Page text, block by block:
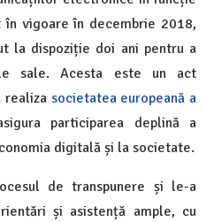
vigoare în decembrie 2018,
la dispoziție doi ani pentru a
sale. Acesta este un act
realiza societatea europeană a
participarea deplină a
digitală și la societate.
de transpunere și le-a
și asistență ample, cu